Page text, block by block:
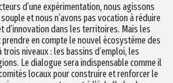
d’une expérimentation, nous agissons
et nous n’avons pas vocation à réduire
d’innovation dans les territoires. Mais les
prendre en compte le nouvel écosystème des
trois niveaux : les bassins d’emploi, les
Le dialogue sera indispensable comme il
locaux pour construire et renforcer le